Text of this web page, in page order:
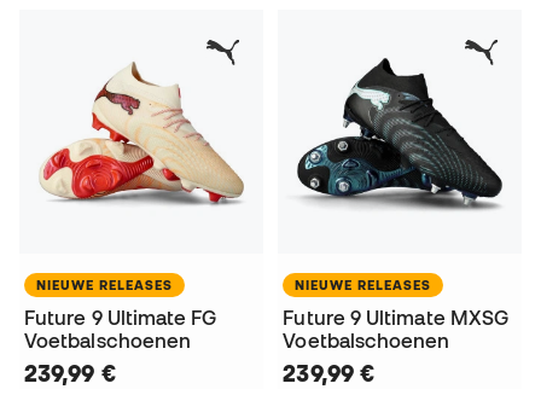
NIEUWE RELEASES
Future 9 Ultimate FG
Voetbalschoenen
239,99 €
NIEUWE RELEASES
Future 9 Ultimate MXSG
Voetbalschoenen
239,99 €